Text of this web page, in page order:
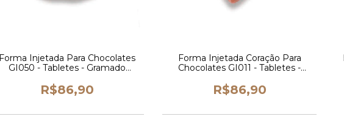
Forma Injetada Para Chocolates
GI050 - Tabletes - Gramado
(cópia)
R$86,90
Forma Injetada Coração Para
Chocolates GI011 - Tabletes -
(cópia)
R$86,90